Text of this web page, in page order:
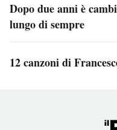
Dopo due anni è
lungo di sempre
12 canzoni di